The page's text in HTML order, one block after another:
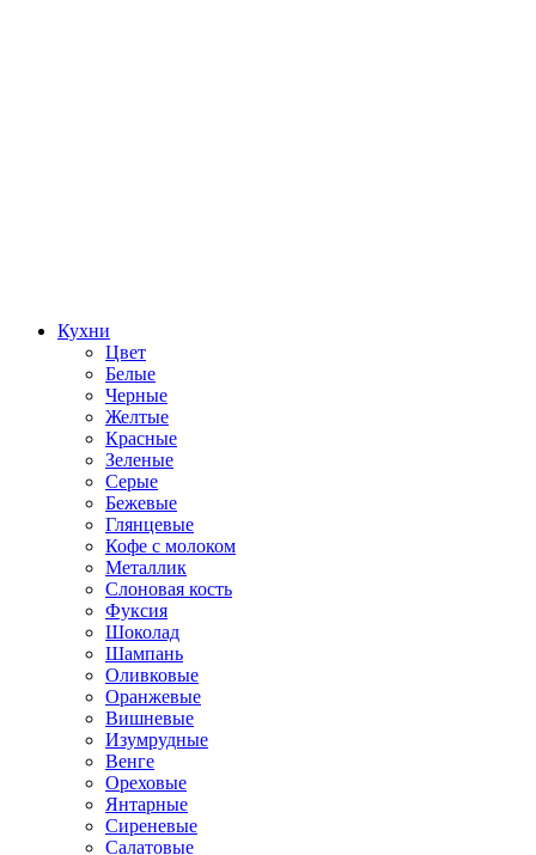
Кухни
Цвет
Белые
Черные
Желтые
Красные
Зеленые
Серые
Бежевые
Глянцевые
Кофе с молоком
Металлик
Слоновая кость
Фуксия
Шоколад
Шампань
Оливковые
Оранжевые
Вишневые
Изумрудные
Венге
Ореховые
Янтарные
Сиреневые
Салатовые